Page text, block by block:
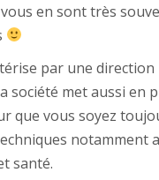
en sont très
par une
société met aussi en
que vous soyez
notamment
santé.